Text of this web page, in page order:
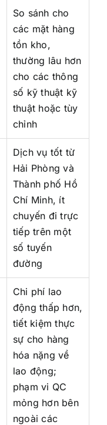
So sánh cho
các mặt hàng
tồn kho,
thường lâu hơn
cho các thông
số kỹ thuật kỹ
thuật hoặc tùy
chỉnh
Dịch vụ tốt từ
Hải Phòng và
Thành phố Hồ
Chí Minh, ít
chuyến đi trực
tiếp trên một
số tuyến
đường
Chi phí lao
động thấp hơn,
tiết kiệm thực
sự cho hàng
hóa nặng về
lao động;
phạm vi QC
mỏng hơn bên
ngoài các